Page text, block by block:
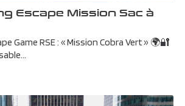
Escape Mission Sac à
Game RSE : « Mission Cobra Vert » 🌍🔐